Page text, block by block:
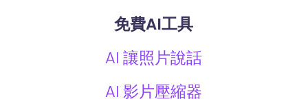
免費AI工具
AI 讓照片說話
AI 影片壓縮器